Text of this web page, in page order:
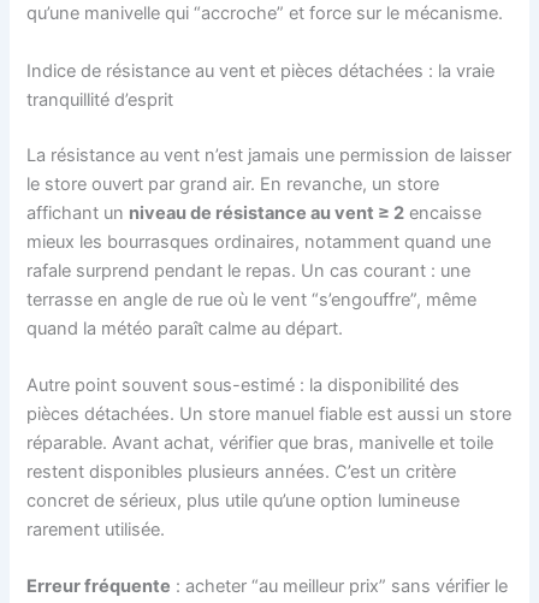
qu’une manivelle qui “accroche” et force sur le mécanisme.
Indice de résistance au vent et pièces détachées : la vraie
tranquillité d’esprit
La résistance au vent n’est jamais une permission de laisser
le store ouvert par grand air. En revanche, un store
affichant un niveau de résistance au vent ≥ 2 encaisse
mieux les bourrasques ordinaires, notamment quand une
rafale surprend pendant le repas. Un cas courant : une
terrasse en angle de rue où le vent “s’engouffre”, même
quand la météo paraît calme au départ.
Autre point souvent sous-estimé : la disponibilité des
pièces détachées. Un store manuel fiable est aussi un store
réparable. Avant achat, vérifier que bras, manivelle et toile
restent disponibles plusieurs années. C’est un critère
concret de sérieux, plus utile qu’une option lumineuse
rarement utilisée.
Erreur fréquente : acheter “au meilleur prix” sans vérifier le